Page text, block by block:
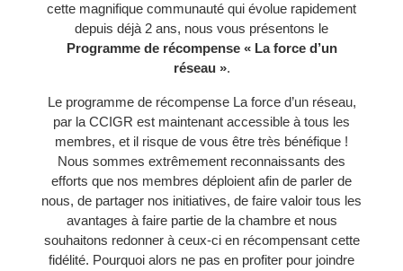
cette magnifique communauté qui évolue rapidement
depuis déjà 2 ans, nous vous présentons le
Programme de récompense « La force d’un
réseau ».
Le programme de récompense La force d’un réseau,
par la CCIGR est maintenant accessible à tous les
membres, et il risque de vous être très bénéfique !
Nous sommes extrêmement reconnaissants des
efforts que nos membres déploient afin de parler de
nous, de partager nos initiatives, de faire valoir tous les
avantages à faire partie de la chambre et nous
souhaitons redonner à ceux-ci en récompensant cette
fidélité. Pourquoi alors ne pas en profiter pour joindre